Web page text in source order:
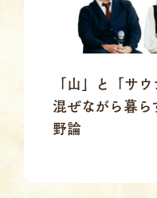
「山」と「サ
混ぜながら暮ら
野論